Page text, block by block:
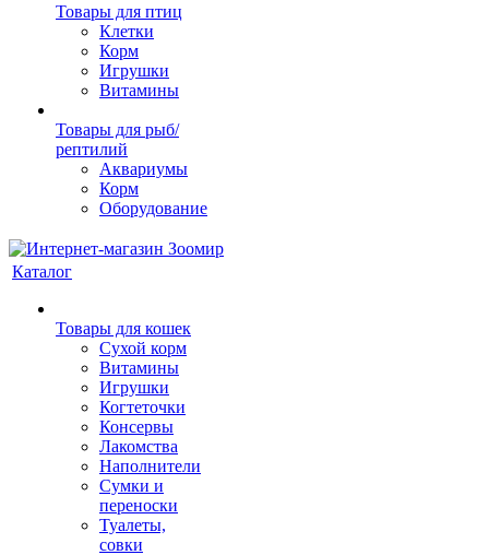
Товары для птиц
Клетки
Корм
Игрушки
Витамины
Товары для рыб/
рептилий
Аквариумы
Корм
Оборудование
Каталог
Товары для кошек
Cухой корм
Витамины
Игрушки
Когтеточки
Консервы
Лакомства
Наполнители
Сумки и
переноски
Туалеты,
совки